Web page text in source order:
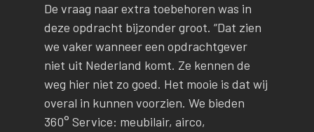
De vraag naar extra toebehoren was in
deze opdracht bijzonder groot. “Dat zien
we vaker wanneer een opdrachtgever
niet uit Nederland komt. Ze kennen de
weg hier niet zo goed. Het mooie is dat wij
overal in kunnen voorzien. We bieden
360° Service: meubilair, airco,